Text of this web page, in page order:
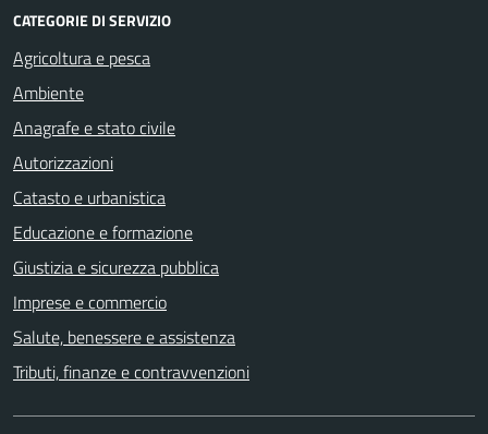
CATEGORIE DI SERVIZIO
Agricoltura e pesca
Ambiente
Anagrafe e stato civile
Autorizzazioni
Catasto e urbanistica
Educazione e formazione
Giustizia e sicurezza pubblica
Imprese e commercio
Salute, benessere e assistenza
Tributi, finanze e contravvenzioni